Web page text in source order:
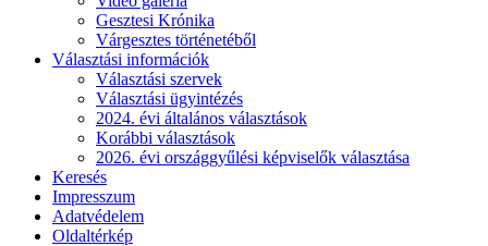
Gesztesi Krónika
Várgesztes történetéből
Választási információk
Választási szervek
Választási ügyintézés
2024. évi általános választások
Korábbi választások
2026. évi országgyűlési képviselők választása
Keresés
Impresszum
Adatvédelem
Oldaltérkép